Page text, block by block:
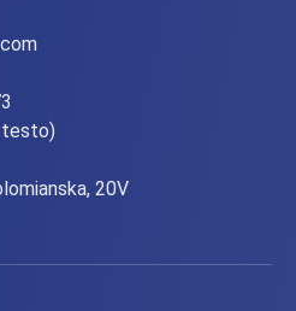
testo)
20V